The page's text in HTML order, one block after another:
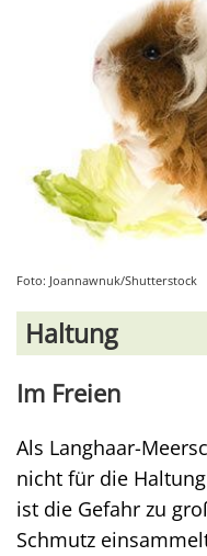
Foto: Joannawnuk/Shutterstock
Haltung
Im Freien
Als Langhaar-
nicht für die
ist die Gefahr zu
Schmutz